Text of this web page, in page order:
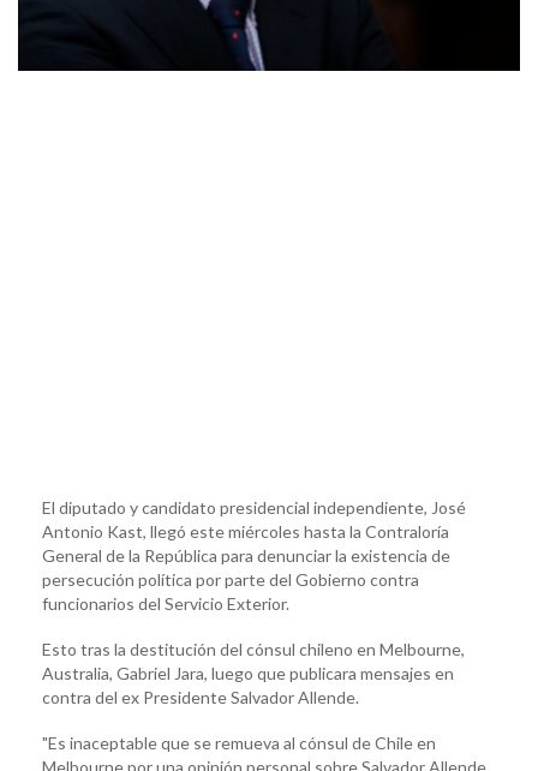
El diputado y candidato presidencial independiente, José
Antonio Kast, llegó este miércoles hasta la Contraloría
General de la República para denunciar la existencia de
persecución política por parte del Gobierno contra
funcionarios del Servicio Exterior.
Esto tras la destitución del cónsul chileno en Melbourne,
Australia, Gabriel Jara, luego que publicara mensajes en
contra del ex Presidente Salvador Allende.
"Es inaceptable que se remueva al cónsul de Chile en
Melbourne por una opinión personal sobre Salvador Allende,